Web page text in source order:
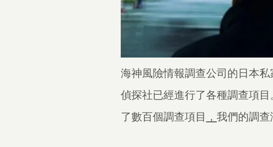
海神風險情報調查公司 的日本
偵探社已經進行了各種調查項
了數百個調查項目 ， 我們的調查